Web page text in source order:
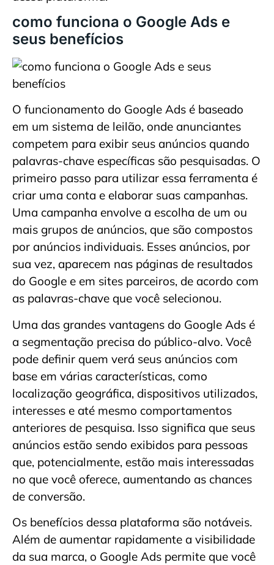
como funciona o Google Ads e
seus benefícios
O funcionamento do Google Ads é baseado
em um sistema de leilão, onde anunciantes
competem para exibir seus anúncios quando
palavras-chave específicas são pesquisadas. O
primeiro passo para utilizar essa ferramenta é
criar uma conta e elaborar suas campanhas.
Uma campanha envolve a escolha de um ou
mais grupos de anúncios, que são compostos
por anúncios individuais. Esses anúncios, por
sua vez, aparecem nas páginas de resultados
do Google e em sites parceiros, de acordo com
as palavras-chave que você selecionou.
Uma das grandes vantagens do Google Ads é
a segmentação precisa do público-alvo. Você
pode definir quem verá seus anúncios com
base em várias características, como
localização geográfica, dispositivos utilizados,
interesses e até mesmo comportamentos
anteriores de pesquisa. Isso significa que seus
anúncios estão sendo exibidos para pessoas
que, potencialmente, estão mais interessadas
no que você oferece, aumentando as chances
de conversão.
Os benefícios dessa plataforma são notáveis.
Além de aumentar rapidamente a visibilidade
da sua marca, o Google Ads permite que você